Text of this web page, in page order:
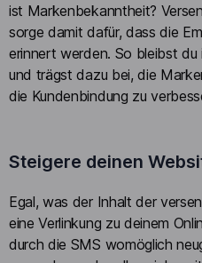
ist Markenbekanntheit?
sorge damit dafür, dass die
erinnert werden. So bleibst
und trägst dazu bei, die
die Kundenbindung zu
Steigere deinen
Egal, was der Inhalt der
eine Verlinkung zu deinem
durch die SMS womöglich